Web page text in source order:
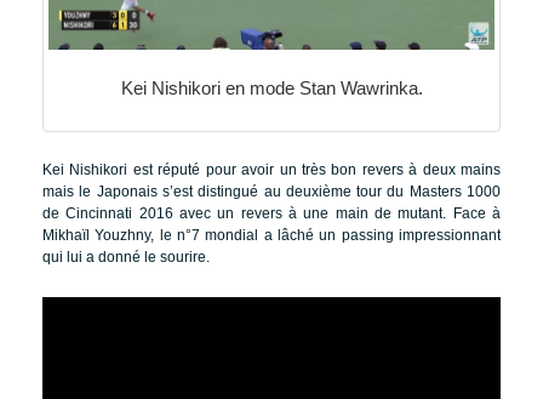
Kei Nishikori en mode Stan Wawrinka.
Kei Nishikori est réputé pour avoir un très bon revers à deux mains
mais le Japonais s’est distingué au deuxième tour du Masters 1000
de Cincinnati 2016 avec un revers à une main de mutant. Face à
Mikhaïl Youzhny, le n°7 mondial a lâché un passing impressionnant
qui lui a donné le sourire.